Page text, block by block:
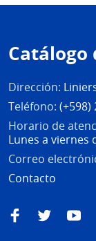
de
página
Catálogo
Dirección:
Teléfono: (+598)
Horario de
Lunes a viernes
Correo
Contacto
FacebookTwitter